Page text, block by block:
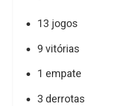
13 jogos
9 vitórias
1 empate
3 derrotas